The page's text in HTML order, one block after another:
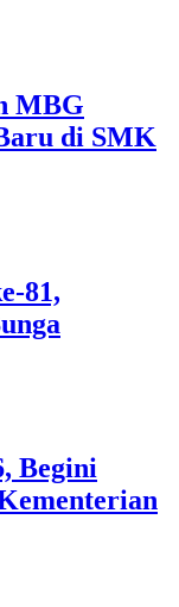
MBG
di SMK
81,
Begini